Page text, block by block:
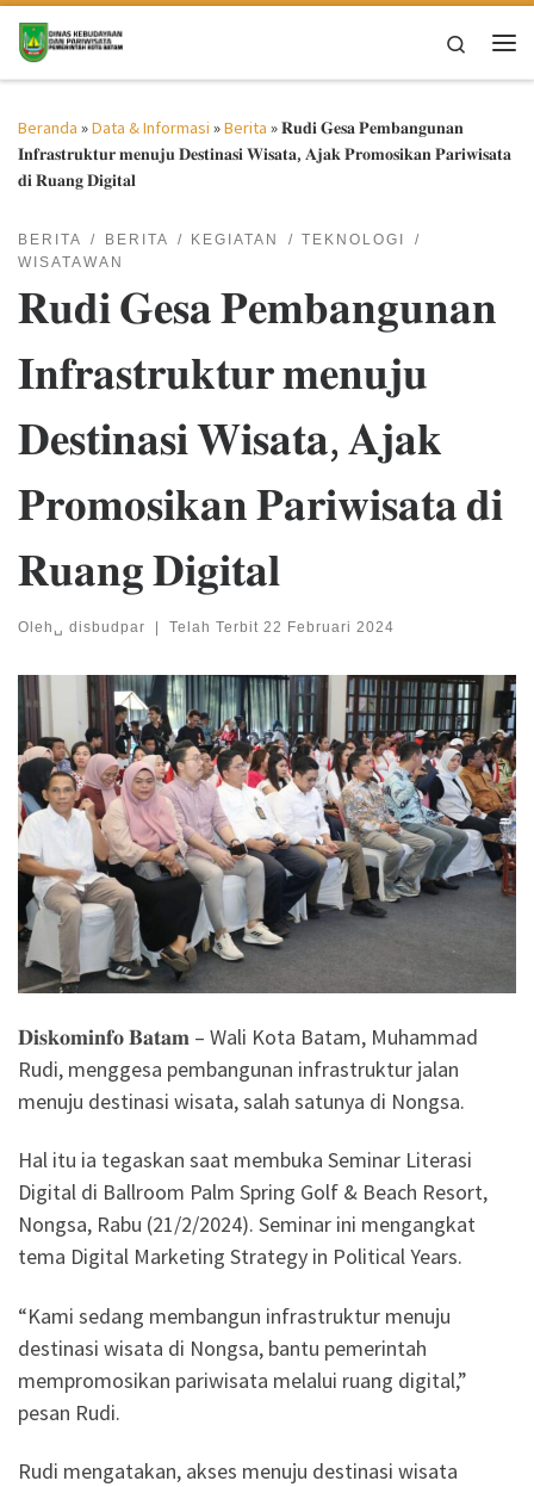
Skip to content
Search
Beranda »Data & Informasi »Berita »𝐑𝐮𝐝𝐢 𝐆𝐞𝐬𝐚 𝐏𝐞𝐦𝐛𝐚𝐧𝐠𝐮𝐧𝐚𝐧
𝐈𝐧𝐟𝐫𝐚𝐬𝐭𝐫𝐮𝐤𝐭𝐮𝐫 𝐦𝐞𝐧𝐮𝐣𝐮 𝐃𝐞𝐬𝐭𝐢𝐧𝐚𝐬𝐢 𝐖𝐢𝐬𝐚𝐭𝐚, 𝐀𝐣𝐚𝐤 𝐏𝐫𝐨𝐦𝐨𝐬𝐢𝐤𝐚𝐧 𝐏𝐚𝐫𝐢𝐰𝐢𝐬𝐚𝐭𝐚
𝐝𝐢 𝐑𝐮𝐚𝐧𝐠 𝐃𝐢𝐠𝐢𝐭𝐚𝐥
BERITA BERITA KEGIATAN
TEKNOLOGI
WISATAWAN
𝐑𝐮𝐝𝐢 𝐆𝐞𝐬𝐚 𝐏𝐞𝐦𝐛𝐚𝐧𝐠𝐮𝐧𝐚𝐧
𝐈𝐧𝐟𝐫𝐚𝐬𝐭𝐫𝐮𝐤𝐭𝐮𝐫 𝐦𝐞𝐧𝐮𝐣𝐮
𝐃𝐞𝐬𝐭𝐢𝐧𝐚𝐬𝐢 𝐖𝐢𝐬𝐚𝐭𝐚, 𝐀𝐣𝐚𝐤
𝐏𝐫𝐨𝐦𝐨𝐬𝐢𝐤𝐚𝐧 𝐏𝐚𝐫𝐢𝐰𝐢𝐬𝐚𝐭𝐚 𝐝𝐢
𝐑𝐮𝐚𝐧𝐠 𝐃𝐢𝐠𝐢𝐭𝐚𝐥
Oleh␣ disbudpar Telah Terbit 22 Februari 2024
𝐃𝐢𝐬𝐤𝐨𝐦𝐢𝐧𝐟𝐨 𝐁𝐚𝐭𝐚𝐦 – Wali Kota Batam, Muhammad
Rudi, menggesa pembangunan infrastruktur jalan
menuju destinasi wisata, salah satunya di Nongsa.
Hal itu ia tegaskan saat membuka Seminar Literasi
Digital di Ballroom Palm Spring Golf & Beach Resort,
Nongsa, Rabu (21/2/2024). Seminar ini mengangkat
tema Digital Marketing Strategy in Political Years.
“Kami sedang membangun infrastruktur menuju
destinasi wisata di Nongsa, bantu pemerintah
mempromosikan pariwisata melalui ruang digital,”
pesan Rudi.
Rudi mengatakan, akses menuju destinasi wisata